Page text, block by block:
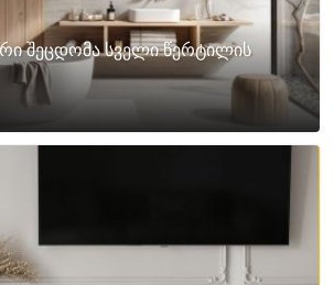
შეცდომა სველი წერტილის